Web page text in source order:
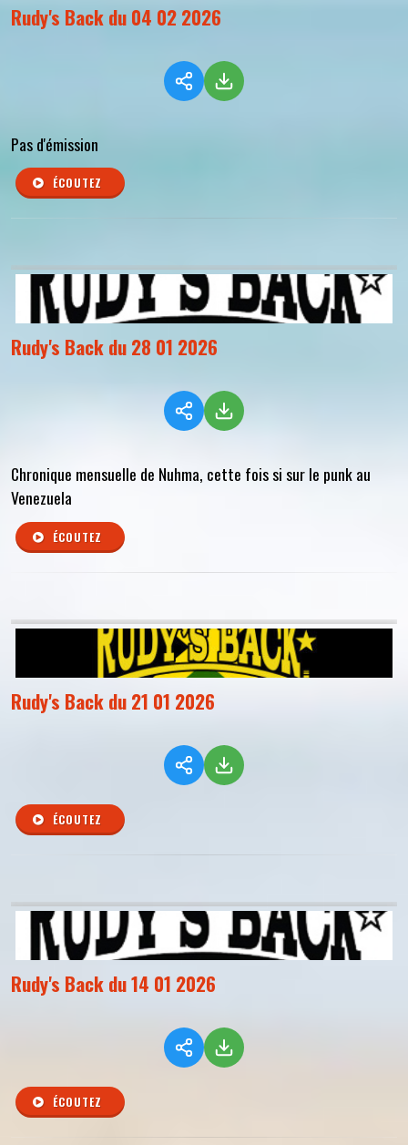
Rudy's Back du 04 02 2026
Pas d'émission
ÉCOUTEZ
Rudy's Back du 28 01 2026
Chronique mensuelle de Nuhma, cette fois si sur le punk au
Venezuela
ÉCOUTEZ
Rudy's Back du 21 01 2026
ÉCOUTEZ
Rudy's Back du 14 01 2026
ÉCOUTEZ